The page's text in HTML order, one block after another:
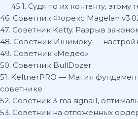
Судя по их контенту, этому
Советник Форекс Magelan
Советник Ketty. Разрыв
Советник Ишимоку —
Советник «Медео»
Советник BullDozer
KeltnerPRO — Магия
советнике
Советник 3 ma signal1,
Советник на отложенных